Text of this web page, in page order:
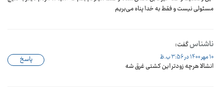
مسئولی نیست و فقط به خدا پناه می‌بریم
ناشناسگفت:
10 مهر 1400 در 3:56 ب.ظ
انشالا هرچه زودتر این کشتی غرق شه
پاسخ